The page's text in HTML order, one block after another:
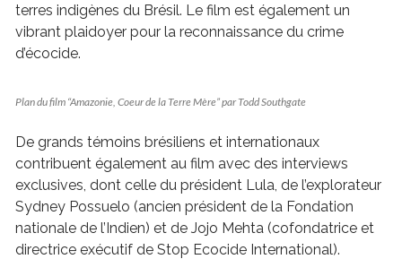
terres indigènes du Brésil. Le film est également un
vibrant plaidoyer pour la reconnaissance du crime
d’écocide.
Plan du film “Amazonie, Coeur de la Terre Mère” par Todd Southgate
De grands témoins brésiliens et internationaux
contribuent également au film avec des interviews
exclusives, dont celle du président Lula, de l’explorateur
Sydney Possuelo (ancien président de la Fondation
nationale de l’Indien) et de Jojo Mehta (cofondatrice et
directrice exécutif de Stop Ecocide International).